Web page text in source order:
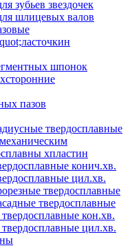
зубьев звездочек
шлицевых валов
шпонок
пазов
твердосплавные
хпластин
конич.хв.
цил.хв.
твердосплавные
твердосплавные
кон.хв.
цил.хв.